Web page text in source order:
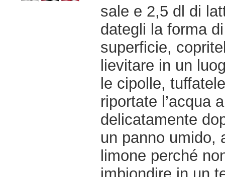
sale e 2,5 dl di
dategli la forma
superficie,
lievitare in un
le cipolle,
riportate l’acqua
delicatamente
un panno umido,
limone perché